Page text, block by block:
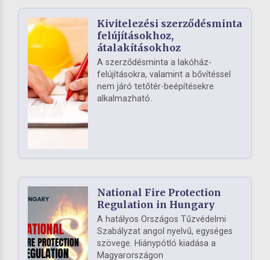
Kivitelezési szerződésminta
felújításokhoz,
átalakításokhoz
A szerződésminta a lakóház-
felújításokra, valamint a bővítéssel
nem járó tetőtér-beépítésekre
alkalmazható.
National Fire Protection
Regulation in Hungary
A hatályos Országos Tűzvédelmi
Szabályzat angol nyelvű, egységes
szövege. Hiánypótló kiadása a
Magyarországon